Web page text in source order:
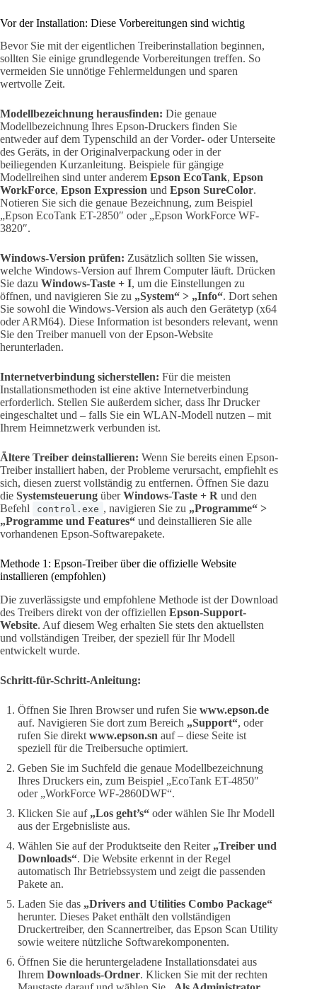
Vor der Installation: Diese Vorbereitungen sind wichtig
Bevor Sie mit der eigentlichen Treiberinstallation beginnen,
sollten Sie einige grundlegende Vorbereitungen treffen. So
vermeiden Sie unnötige Fehlermeldungen und sparen
wertvolle Zeit.
Modellbezeichnung herausfinden: Die genaue
Modellbezeichnung Ihres Epson-Druckers finden Sie
entweder auf dem Typenschild an der Vorder- oder Unterseite
des Geräts, in der Originalverpackung oder in der
beiliegenden Kurzanleitung. Beispiele für gängige
Modellreihen sind unter anderem Epson EcoTank, Epson
WorkForce, Epson Expression und Epson SureColor.
Notieren Sie sich die genaue Bezeichnung, zum Beispiel
„Epson EcoTank ET-2850″ oder „Epson WorkForce WF-
3820″.
Windows-Version prüfen: Zusätzlich sollten Sie wissen,
welche Windows-Version auf Ihrem Computer läuft. Drücken
Sie dazu Windows-Taste + I, um die Einstellungen zu
öffnen, und navigieren Sie zu „System“ > „Info“. Dort sehen
Sie sowohl die Windows-Version als auch den Gerätetyp (x64
oder ARM64). Diese Information ist besonders relevant, wenn
Sie den Treiber manuell von der Epson-Website
herunterladen.
Internetverbindung sicherstellen: Für die meisten
Installationsmethoden ist eine aktive Internetverbindung
erforderlich. Stellen Sie außerdem sicher, dass Ihr Drucker
eingeschaltet und – falls Sie ein WLAN-Modell nutzen – mit
Ihrem Heimnetzwerk verbunden ist.
Ältere Treiber deinstallieren: Wenn Sie bereits einen Epson-
Treiber installiert haben, der Probleme verursacht, empfiehlt es
sich, diesen zuerst vollständig zu entfernen. Öffnen Sie dazu
die Systemsteuerung überWindows-Taste + R und den
Befehl
control.exe , navigieren Sie zu „Programme“ >
„Programme und Features“ und deinstallieren Sie alle
vorhandenen Epson-Softwarepakete.
Methode 1: Epson-Treiber über die offizielle Website
installieren (empfohlen)
Die zuverlässigste und empfohlene Methode ist der Download
des Treibers direkt von der offiziellen Epson-Support-
Website. Auf diesem Weg erhalten Sie stets den aktuellsten
und vollständigen Treiber, der speziell für Ihr Modell
entwickelt wurde.
Schritt-für-Schritt-Anleitung:
Öffnen Sie Ihren Browser und rufen Sie www.epson.de
auf. Navigieren Sie dort zum Bereich „Support“, oder
rufen Sie direkt www.epson.sn auf – diese Seite ist
speziell für die Treibersuche optimiert.
Geben Sie im Suchfeld die genaue Modellbezeichnung
Ihres Druckers ein, zum Beispiel „EcoTank ET-4850″
oder „WorkForce WF-2860DWF“.
Klicken Sie auf „Los geht’s“ oder wählen Sie Ihr Modell
aus der Ergebnisliste aus.
Wählen Sie auf der Produktseite den Reiter „Treiber und
Downloads“. Die Website erkennt in der Regel
automatisch Ihr Betriebssystem und zeigt die passenden
Pakete an.
Laden Sie das „Drivers and Utilities Combo Package“
herunter. Dieses Paket enthält den vollständigen
Druckertreiber, den Scannertreiber, das Epson Scan Utility
sowie weitere nützliche Softwarekomponenten.
Öffnen Sie die heruntergeladene Installationsdatei aus
Ihrem Downloads-Ordner. Klicken Sie mit der rechten